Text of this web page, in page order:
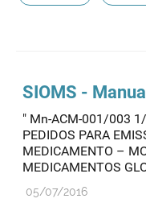
medicamentos de
SIOMS -
" Mn-ACM-001/003
PEDIDOS PARA
MEDICAMENTO –
MEDICAMENTOS
05/07/2016